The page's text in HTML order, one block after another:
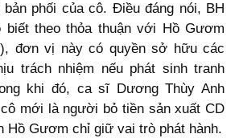
phối của cô. Điều đáng nói, BH
biết theo thỏa thuận với Hồ Gươm
đơn vị này có quyền sở hữu các
trách nhiệm nếu phát sinh tranh
khi đó, ca sĩ Dương Thùy Anh
mới là người bỏ tiền sản xuất CD
Hồ Gươm chỉ giữ vai trò phát hành.